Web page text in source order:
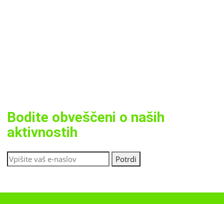
Bodite obveščeni o naših
aktivnostih